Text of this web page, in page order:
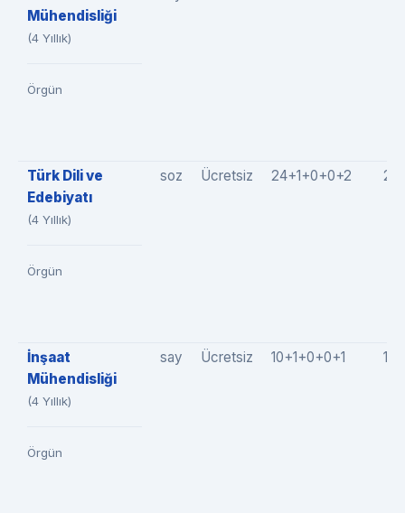
Mühendisliği
(4 Yıllık)
Örgün
Türk Dili ve
Edebiyatı
(4 Yıllık)
Örgün
soz Ücretsiz 24+1+0+0+2
İnşaat
Mühendisliği
(4 Yıllık)
Örgün
say Ücretsiz 10+1+0+0+1